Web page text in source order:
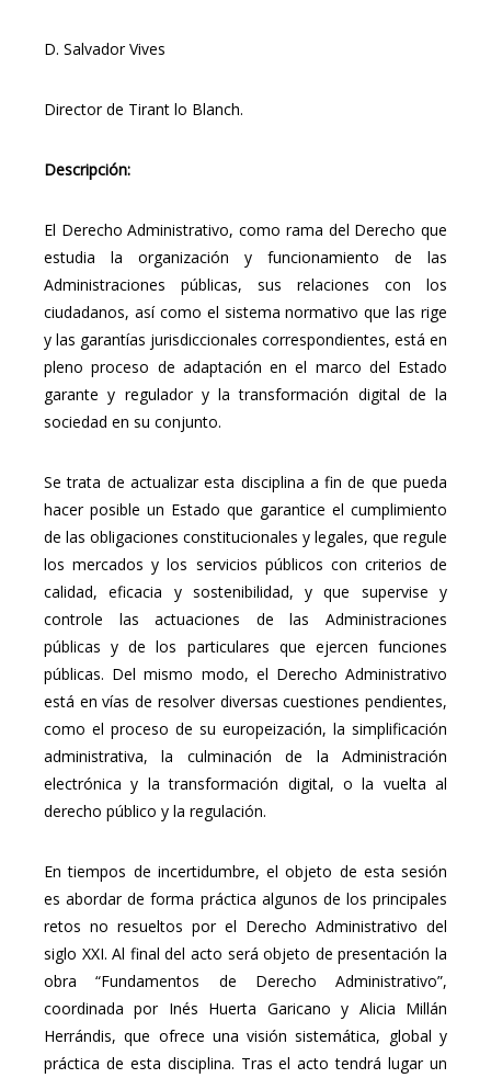
D. Salvador Vives
Director de Tirant lo Blanch.
Descripción:
El Derecho Administrativo, como rama del Derecho que
estudia la organización y funcionamiento de las
Administraciones públicas, sus relaciones con los
ciudadanos, así como el sistema normativo que las rige
y las garantías jurisdiccionales correspondientes, está en
pleno proceso de adaptación en el marco del Estado
garante y regulador y la transformación digital de la
sociedad en su conjunto.
Se trata de actualizar esta disciplina a fin de que pueda
hacer posible un Estado que garantice el cumplimiento
de las obligaciones constitucionales y legales, que regule
los mercados y los servicios públicos con criterios de
calidad, eficacia y sostenibilidad, y que supervise y
controle las actuaciones de las Administraciones
públicas y de los particulares que ejercen funciones
públicas. Del mismo modo, el Derecho Administrativo
está en vías de resolver diversas cuestiones pendientes,
como el proceso de su europeización, la simplificación
administrativa, la culminación de la Administración
electrónica y la transformación digital, o la vuelta al
derecho público y la regulación.
En tiempos de incertidumbre, el objeto de esta sesión
es abordar de forma práctica algunos de los principales
retos no resueltos por el Derecho Administrativo del
siglo XXI. Al final del acto será objeto de presentación la
obra “Fundamentos de Derecho Administrativo”,
coordinada por Inés Huerta Garicano y Alicia Millán
Herrándis, que ofrece una visión sistemática, global y
práctica de esta disciplina. Tras el acto tendrá lugar un